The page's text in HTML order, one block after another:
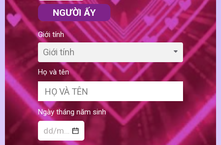
NGƯỜI ẤY
Giới tính
Giới tính
Họ và tên
Ngày tháng năm sinh